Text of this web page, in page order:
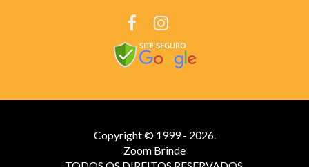
Copyright © 1999 - 2026.
Zoom Brinde